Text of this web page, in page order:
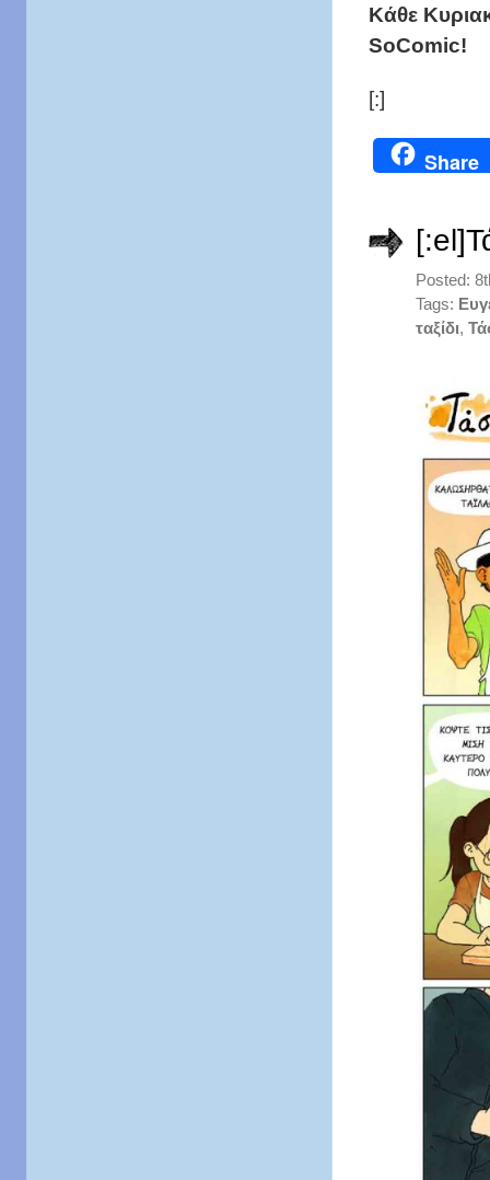
Κάθε
SoComic!
[:]
Share
Posted:
Tags:
ταξίδι,